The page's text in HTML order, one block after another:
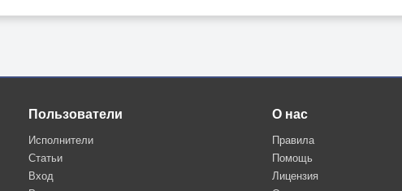
Пользователи
Исполнители
Статьи
Вход
О нас
Правила
Помощь
Лицензия